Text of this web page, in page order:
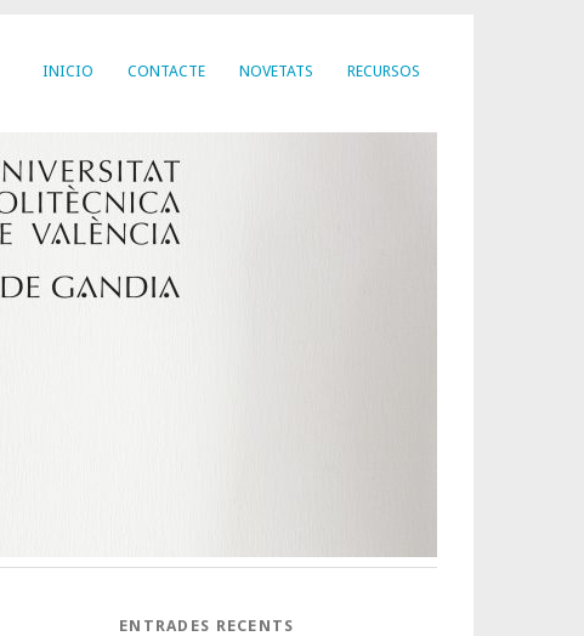
INICIO CONTACTE NOVETATS RECURSOS
ENTRADES RECENTS